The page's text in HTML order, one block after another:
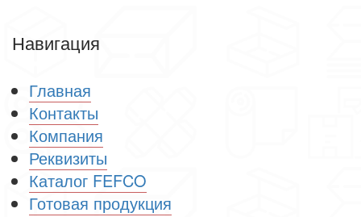
Навигация
Главная
Контакты
Компания
Реквизиты
Каталог FEFCO
Готовая продукция